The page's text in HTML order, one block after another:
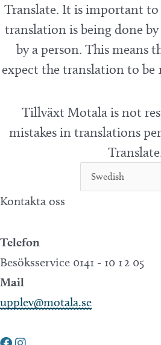
Translate. It is important
translation is being done
by a person. This means
expect the translation to be
Tillväxt Motala is not
mistakes in translations
Kontakta oss
Telefon
Besöksservice 0141 - 10 1 2 05
Mail
upplev@motala.se